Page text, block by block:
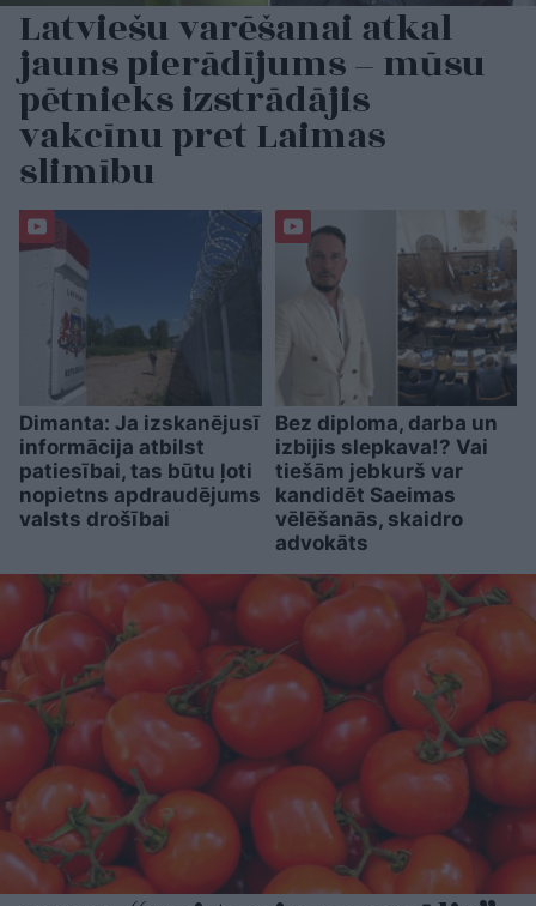
Latviešu varēšanai atkal
jauns pierādījums – mūsu
pētnieks izstrādājis
vakcīnu pret Laimas
slimību
Dimanta: Ja izskanējusī
informācija atbilst
patiesībai, tas būtu ļoti
nopietns apdraudējums
valsts drošībai
Bez diploma, darba un
izbijis slepkava!? Vai
tiešām jebkurš var
kandidēt Saeimas
vēlēšanās, skaidro
advokāts